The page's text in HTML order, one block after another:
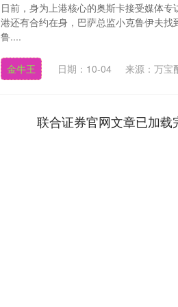
日前，身为上港核心的奥斯卡接受媒体
港还有合约在身，巴萨总监小克鲁伊夫
鲁....
金牛王 日期：10-04 来源：万宝
联合证券官网文章已加载